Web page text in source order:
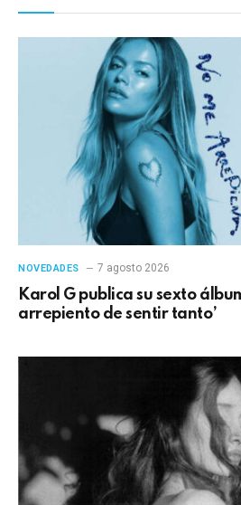
NOVEDADES 7 agosto 2026
Karol G publica su sexto
arrepiento de sentir tanto’